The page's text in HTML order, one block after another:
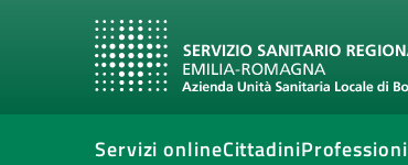
Servizi onlineCittadini